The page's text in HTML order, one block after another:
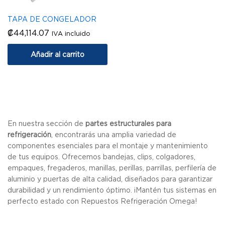
TAPA DE CONGELADOR
₡44,114.07 IVA incluido
Añadir al carrito
En nuestra sección de partes estructurales para
refrigeración , encontrarás una amplia variedad de
componentes esenciales para el montaje y mantenimiento
de tus equipos. Ofrecemos bandejas, clips, colgadores,
empaques, fregaderos, manillas, perillas, parrillas, perfilería de
aluminio y puertas de alta calidad, diseñados para garantizar
durabilidad y un rendimiento óptimo. ¡Mantén tus sistemas en
perfecto estado con Repuestos Refrigeración Omega!